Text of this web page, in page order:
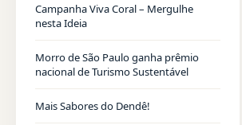
Campanha Viva Coral – Mergulhe
nesta Ideia
Morro de São Paulo ganha prêmio
nacional de Turismo Sustentável
Mais Sabores do Dendê!